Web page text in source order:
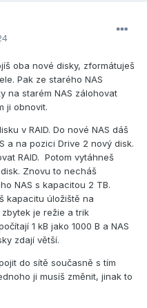
oba nové disky, zformátuješ
Pak ze starého NAS
na starém NAS zálohovat
ji obnovit.
v RAID. Do nové NAS dáš
a na pozici Drive 2 nový disk.
RAID. Potom vytáhneš
Znovu to necháš
NAS s kapacitou 2 TB.
kapacitu úložiště na
zbytek je režie a trik
1 kB jako 1000 B a NAS
zdají větší.
do sítě současně s tím
ji musíš změnit, jinak to